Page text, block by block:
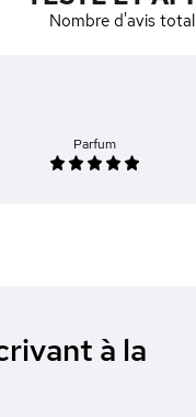
Nombre d'avis
Parfum
à la